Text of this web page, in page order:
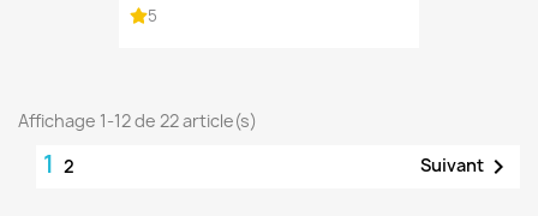
5
Affichage 1-12 de 22 article(s)
1 2 Suivant 